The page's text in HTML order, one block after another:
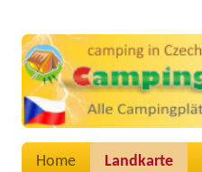
Home Landkarte